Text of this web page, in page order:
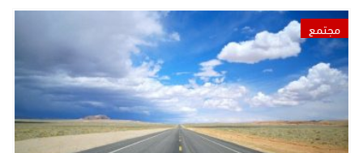
مجتمع